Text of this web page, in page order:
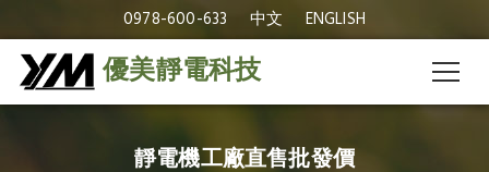
0978-600-633 中文 ENGLISH
優美靜電科技
靜電機工廠直售批發價